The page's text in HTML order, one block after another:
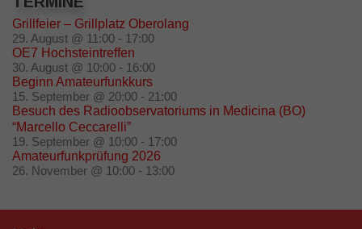
Grillfeier – Grillplatz Oberolang
29. August @ 11:00 - 17:00
OE7 Hochsteintreffen
30. August @ 10:00 - 16:00
Beginn Amateurfunkkurs
15. September @ 20:00 - 21:00
Besuch des Radioobservatoriums in Medicina (BO)
“Marcello Ceccarelli”
19. September @ 10:00 - 17:00
Amateurfunkprüfung 2026
26. November @ 10:00 - 13:00